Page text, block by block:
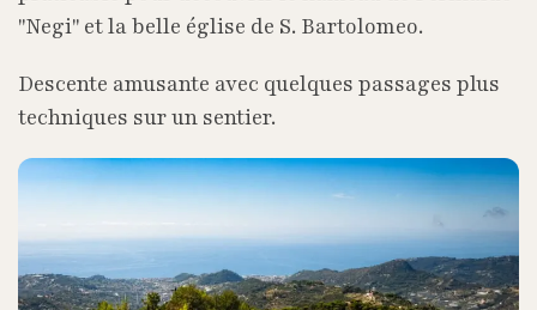
"Negi" et la belle église de S. Bartolomeo.
Descente amusante avec quelques passages plus
techniques sur un sentier.